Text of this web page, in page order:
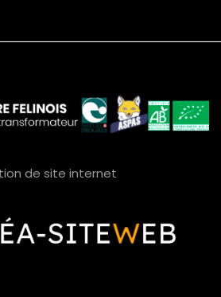
de site internet